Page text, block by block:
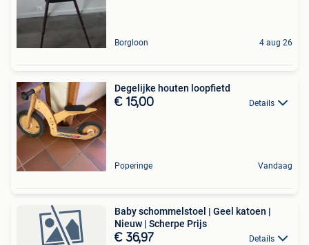
Borgloon 4 aug 26
Degelijke houten loopfietd
€ 15,00 Details
Poperinge Vandaag
Baby schommelstoel | Geel katoen |
Nieuw | Scherpe Prijs
€ 36,97 Details